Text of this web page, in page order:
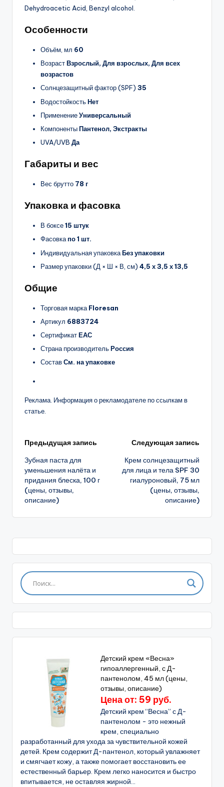
Dehydroacetic Acid, Benzyl alcohol.
Особенности
Объём, мл 60
ВозрастВзрослый, Для взрослых, Для всех
возрастов
Солнцезащитный фактор (SPF) 35
ВодостойкостьНет
ПрименениеУниверсальный
КомпонентыПантенол, Экстракты
UVA/UVB Да
Габариты и вес
Вес брутто 78 г
Упаковка и фасовка
В боксе15 штук
Фасовкапо 1 шт.
Индивидуальная упаковкаБез упаковки
Размер упаковки (Д × Ш × В, см) 4,5 х 3,5 х 13,5
Общие
Торговая марка Floresan
Артикул 6883724
СертификатЕАС
Страна производительРоссия
СоставСм. на упаковке
Реклама. Информация о рекламодателе по ссылкам в
статье.
Навигация
записи
Предыдущая запись
Зубная паста для
уменьшения налёта и
придания блеска, 100 г
(цены, отзывы,
описание)
Следующая запись
Крем солнцезащитный
для лица и тела SPF 30
гиалуроновый, 75 мл
(цены, отзывы,
описание)
Детский крем «Весна»
гипоаллергенный, с Д-
пантенолом, 45 мл (цены,
отзывы, описание)
Цена от: 59 руб.
Детский крем “Весна” с Д-
пантенолом - это нежный
крем, специально
разработанный для ухода за чувствительной кожей
детей. Крем содержит Д-пантенол, который увлажняет
и смягчает кожу, а также помогает восстановить ее
естественный барьер. Крем легко наносится и быстро
впитывается, не оставляя жирной...